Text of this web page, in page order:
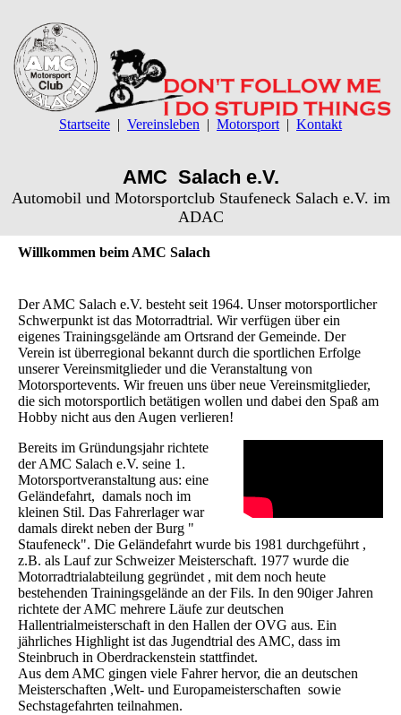
Startseite Vereinsleben Motorsport Kontakt
AMC Salach e.V.
Automobil und Motorsportclub Staufeneck Salach e.V. im
ADAC
Willkommen beim AMC Salach
Der AMC Salach e.V. besteht seit 1964. Unser motorsportlicher
Schwerpunkt ist das Motorradtrial. Wir verfügen über ein
eigenes Trainingsgelände am Ortsrand der Gemeinde. Der
Verein ist überregional bekannt durch die sportlichen Erfolge
unserer Vereinsmitglieder und die Veranstaltung von
Motorsportevents. Wir freuen uns über neue Vereinsmitglieder,
die sich motorsportlich betätigen wollen und dabei den Spaß am
Hobby nicht aus den Augen verlieren!
Bereits im Gründungsjahr richtete
der AMC Salach e.V. seine 1.
Motorsportveranstaltung aus: eine
Geländefahrt, damals noch im
kleinen Stil. Das Fahrerlager war
damals direkt neben der Burg "
Staufeneck". Die Geländefahrt wurde bis 1981 durchgeführt ,
z.B. als Lauf zur Schweizer Meisterschaft. 1977 wurde die
Motorradtrialabteilung gegründet , mit dem noch heute
bestehenden Trainingsgelände an der Fils. In den 90iger Jahren
richtete der AMC mehrere Läufe zur deutschen
Hallentrialmeisterschaft in den Hallen der OVG aus. Ein
jährliches Highlight ist das Jugendtrial des AMC, dass im
Steinbruch in Oberdrackenstein stattfindet.
Aus dem AMC gingen viele Fahrer hervor, die an deutschen
Meisterschaften ,Welt- und Europameisterschaften sowie
Sechstagefahrten teilnahmen.